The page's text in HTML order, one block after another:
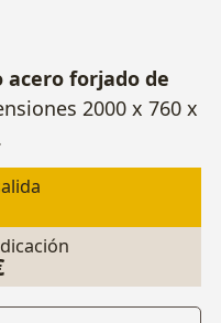
forjado de
2000 x 760 x